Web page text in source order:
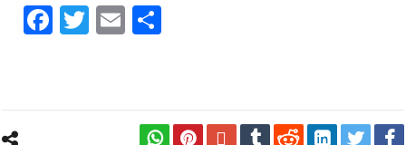
Facebook
Twitter
Email